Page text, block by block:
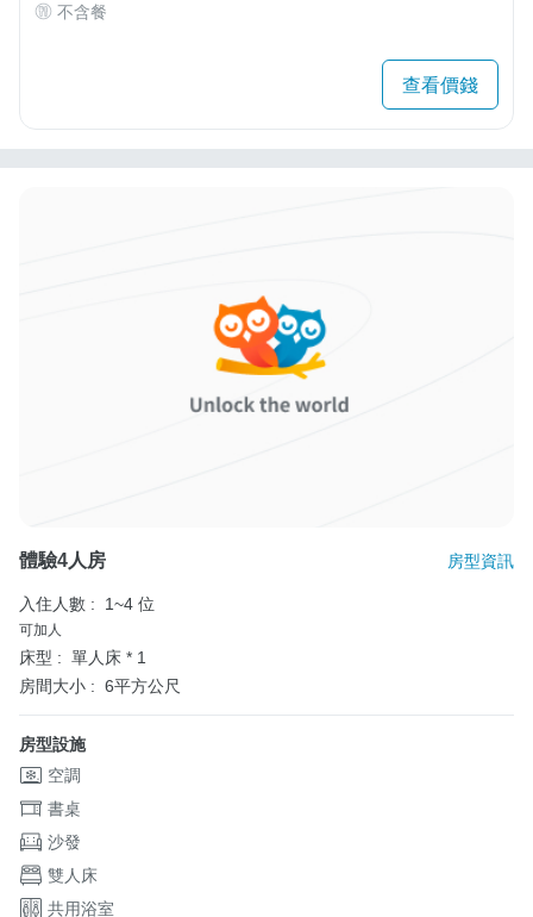
不含餐
查看價錢
體驗4人房 房型資訊
入住人數 : 1~4 位
可加人
床型 : 單人床 * 1
房間大小 : 6平方公尺
房型設施
空調
書桌
沙發
雙人床
共用浴室